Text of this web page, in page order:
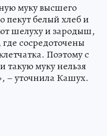
муку высшего
пекут белый хлеб и
шелуху и зародыш,
сосредоточены
Поэтому с
такую муку нельзя
– уточнила Кашух.